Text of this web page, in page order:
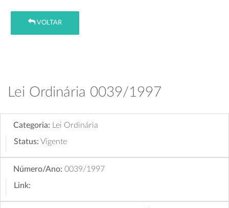
VOLTAR
Lei Ordinária 0039/1997
Categoria:
Lei Ordinária
Status: Vigente
Número/Ano: 0039/1997
Link: